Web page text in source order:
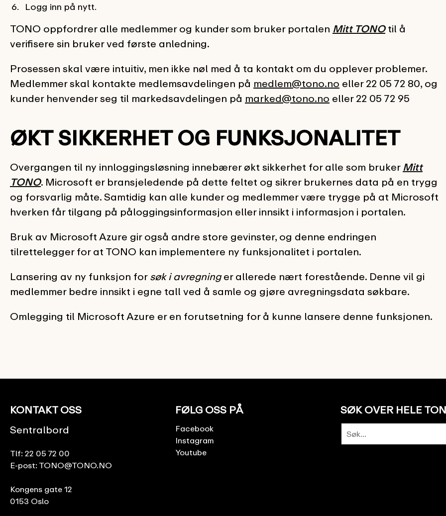
Logg inn på nytt.
TONO oppfordrer alle medlemmer og kunder som bruker portalen Mitt TONO til å
verifisere sin bruker ved første anledning.
Prosessen skal være intuitiv, men ikke nøl med å ta kontakt om du opplever problemer.
Medlemmer skal kontakte medlemsavdelingen på medlem@tono.no eller 22 05 72 80, og
kunder henvender seg til markedsavdelingen på marked@tono.no eller 22 05 72 95
ØKT SIKKERHET OG FUNKSJONALITET
Overgangen til ny innloggingsløsning innebærer økt sikkerhet for alle som bruker Mitt
TONO. Microsoft er bransjeledende på dette feltet og sikrer brukernes data på en trygg
og forsvarlig måte. Samtidig kan alle kunder og medlemmer være trygge på at Microsoft
hverken får tilgang på påloggingsinformasjon eller innsikt i informasjon i portalen.
Bruk av Microsoft Azure gir også andre store gevinster, og denne endringen
tilrettelegger for at TONO kan implementere ny funksjonalitet i portalen.
Lansering av ny funksjon for søk i avregninger allerede nært forestående. Denne vil gi
medlemmer bedre innsikt i egne tall ved å samle og gjøre avregningsdata søkbare.
Omlegging til Microsoft Azure er en forutsetning for å kunne lansere denne funksjonen.
KONTAKT OSS
Sentralbord
Tlf: 22 05 72 00
E-post: TONO@TONO.NO
Kongens gate 12
0153 Oslo
FØLG OSS PÅ
Facebook
Instagram
Youtube
SØK OVER HELE